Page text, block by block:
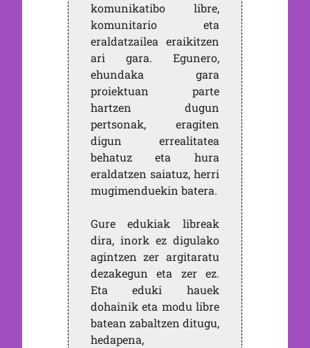
komunikatibo libre,
komunitario eta
eraldatzailea eraikitzen
ari gara. Egunero,
ehundaka gara
proiektuan parte
hartzen dugun
pertsonak, eragiten
digun errealitatea
behatuz eta hura
eraldatzen saiatuz, herri
mugimenduekin batera.
Gure edukiak libreak
dira, inork ez digulako
agintzen zer argitaratu
dezakegun eta zer ez.
Eta eduki hauek
dohainik eta modu libre
batean zabaltzen ditugu,
hedapena,